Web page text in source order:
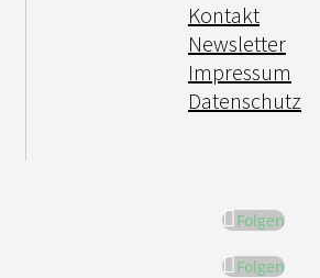
Kontakt
Newsletter
Impressum
Datenschutz
Folgen
Folgen